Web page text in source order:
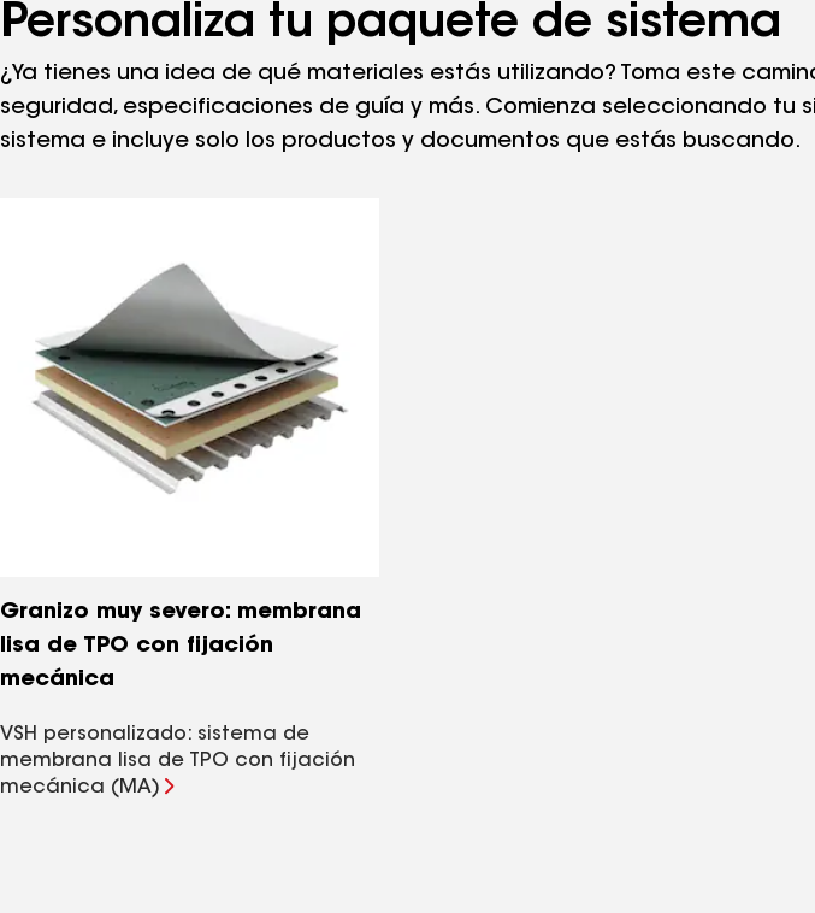
Personaliza tu paquete de sistema
¿Ya tienes una idea de qué materiales estás utilizando? Toma este
seguridad, especificaciones de guía y más. Comienza seleccionando tu
sistema e incluye solo los productos y documentos que estás buscando.
Granizo muy severo: membrana
lisa de TPO con fijación
mecánica
VSH personalizado: sistema de
membrana lisa de TPO con fijación
mecánica (MA)